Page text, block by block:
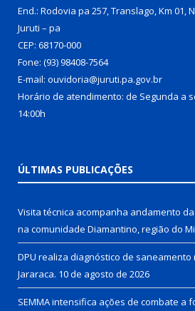
End.: Rodovia pa 257, Translago, Km 01,
Juruti – pa
CEP: 68170-000
Fone: (93) 98408-7564
E-mail: ouvidoria@juruti.pa.gov.br
Horário de atendimento: de Segunda a
14:00h
ÚLTIMAS PUBLICAÇÕES
Visita técnica acompanha andamento
na comunidade Diamantino, região do
DPU realiza diagnóstico de
Jararaca. 10 de agosto de 2026
SEMMA intensifica ações de combate a